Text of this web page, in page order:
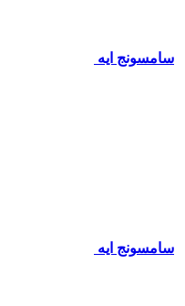
سامسونج ايه
سامسونج ايه